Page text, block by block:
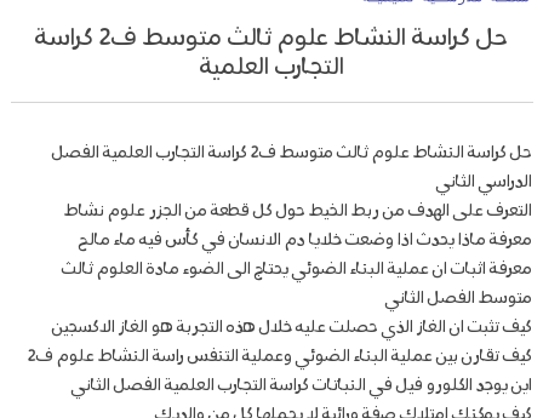
حل كراسة النشاط علوم ثالث متوسط ف2 كراسة
التجارب العلمية
حل كراسة النشاط علوم ثالث متوسط ف2 كراسة التجارب العلمية الفصل
الدراسي الثاني
التعرف على الهدف من ربط الخيط حول كل قطعة من الجزر علوم نشاط
معرفة ماذا يحدث اذا وضعت خلايا دم الانسان في كأس فيه ماء مالح
معرفة اثبات ان عملية البناء الضوئي يحتاج الى الضوء مادة العلوم ثالث
متوسط الفصل الثاني
كيف تثبت ان الغاز الذي حصلت عليه خلال هذه التجربة هو الغاز الاكسجين
كيف تقارن بين عملية البناء الضوئي وعملية التنفس راسة النشاط علوم ف2
اين يوجد الكلورو فيل في النباتات كراسة التجارب العلمية الفصل الثاني
كيف يمكنك امتلاك صفة ورائية لا يحملها كل من والديك